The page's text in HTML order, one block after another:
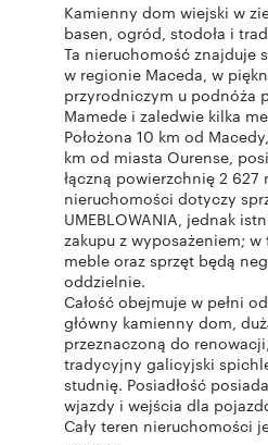
Kamienny dom wiejski w
basen, ogród, stodoła i
Ta nieruchomość znajduje
w regionie Maceda, w
przyrodniczym u podnóża
Mamede i zaledwie kilka
Położona 10 km od
km od miasta Ourense,
łączną powierzchnię 2 627
nieruchomości dotyczy
UMEBLOWANIA, jednak
zakupu z wyposażeniem;
meble oraz sprzęt będą
oddzielnie.
Całość obejmuje w pełni
główny kamienny dom,
przeznaczoną do
tradycyjny galicyjski
studnię. Posiadłość
wjazdy i wejścia dla
Cały teren nieruchomości